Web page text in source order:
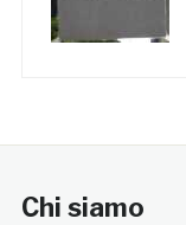
Chi siamo